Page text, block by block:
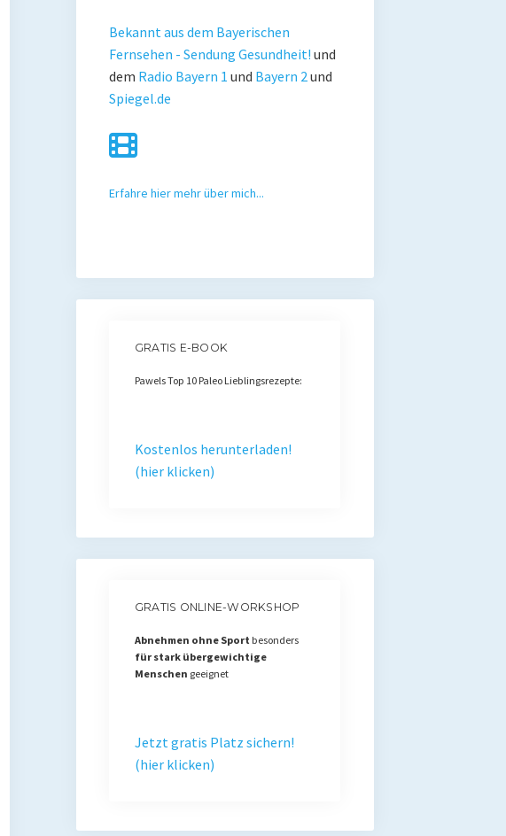
Bekannt aus dem Bayerischen
Fernsehen - Sendung Gesundheit! und
dem Radio Bayern 1 und Bayern 2und
Spiegel.de
Erfahre hier mehr über mich...
GRATIS E-BOOK
Pawels Top 10 Paleo Lieblingsrezepte:
Kostenlos herunterladen!
(hier klicken)
GRATIS ONLINE-WORKSHOP
Abnehmen ohne Sport besonders
für stark übergewichtige
Menschen geeignet
Jetzt gratis Platz sichern!
(hier klicken)